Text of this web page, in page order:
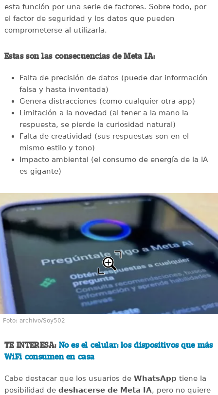
esta función por una serie de factores. Sobre todo, por
el factor de seguridad y los datos que pueden
comprometerse al utilizarla.
Estas son las consecuencias de Meta IA:
Falta de precisión de datos (puede dar información
falsa y hasta inventada)
Genera distracciones (como cualquier otra app)
Limitación a la novedad (al tener a la mano la
respuesta, se pierde la curiosidad natural)
Falta de creatividad (sus respuestas son en el
mismo estilo y tono)
Impacto ambiental (el consumo de energía de la IA
es gigante)
Foto: archivo/Soy502
TE INTERESA: No es el celular: los dispositivos que más
WiFi consumen en casa
Cabe destacar que los usuarios de WhatsApp tiene la
posibilidad de deshacerse de Meta IA, pero no quiere